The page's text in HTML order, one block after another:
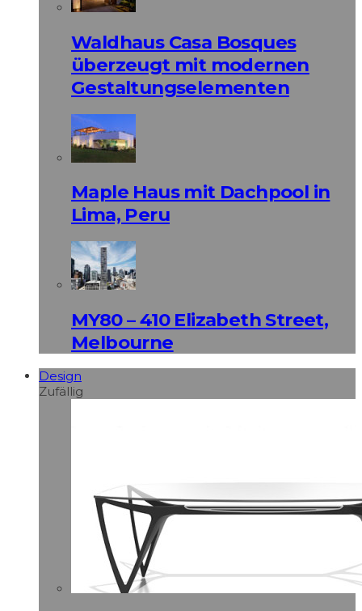
Waldhaus Casa Bosques
überzeugt mit modernen
Gestaltungselementen
Maple Haus mit Dachpool in
Lima, Peru
MY80 – 410 Elizabeth Street,
Melbourne
Design
Zufällig